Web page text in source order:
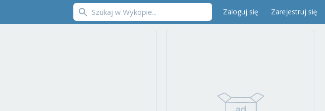
Zaloguj się Zarejestruj się